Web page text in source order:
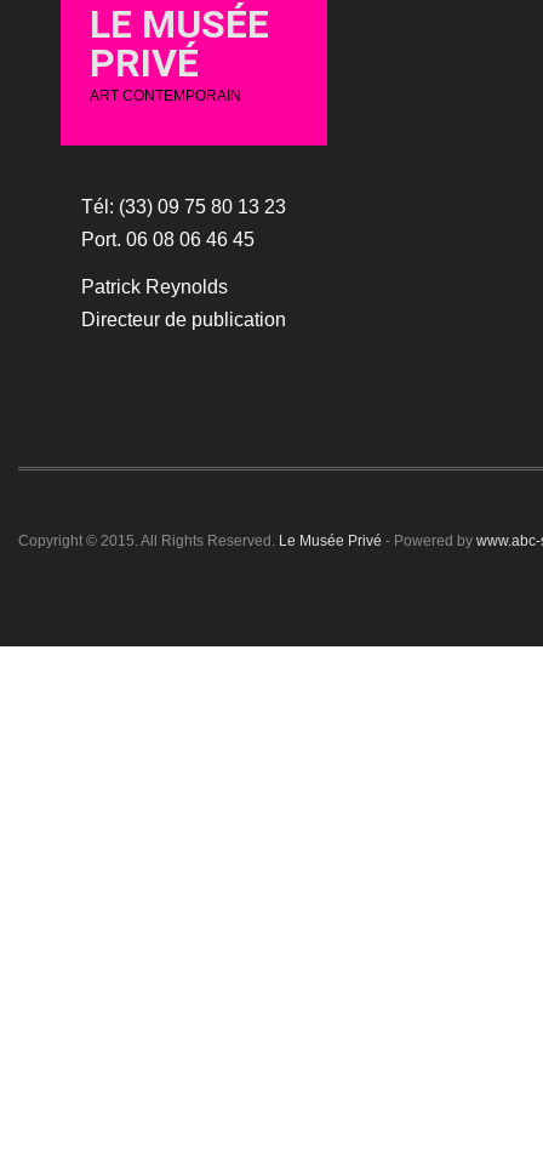
LE MUSÉE
PRIVÉ
ART CONTEMPORAIN
Tél: (33) 09 75 80 13 23
Port. 06 08 06 46 45
Patrick Reynolds
Directeur de publication
Copyright © 2015. All Rights Reserved. Le Musée Privé - Powered by